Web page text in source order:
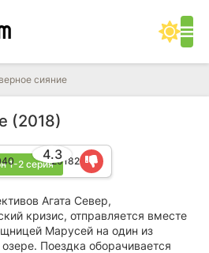
сияние
(2018)
1-2 серия
4.320182
Агата Север,
кризис, отправляется вместе
Марусей на один из
Поездка оборачивается